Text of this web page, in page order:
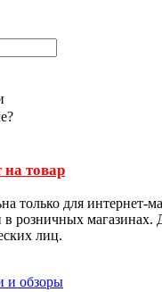
на товар
только для интернет-
в розничных магазинах.
лиц.
и обзоры